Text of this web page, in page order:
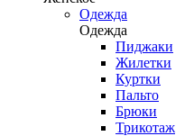
Одежда
Одежда
Пиджаки
Жилетки
Куртки
Пальто
Брюки
Трикотаж